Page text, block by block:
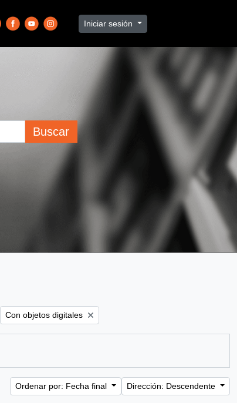
Iniciar sesión
Buscar
Remove filter:
Con objetos digitales
Ordenar por: Fecha final Dirección: Descendente